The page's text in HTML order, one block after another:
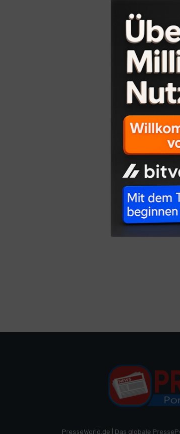
PresseWorld.de | Das globale